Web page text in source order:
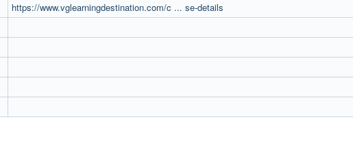
https://www.vglearningdestination.com/c ... se-details